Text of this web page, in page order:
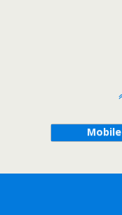
Mobile